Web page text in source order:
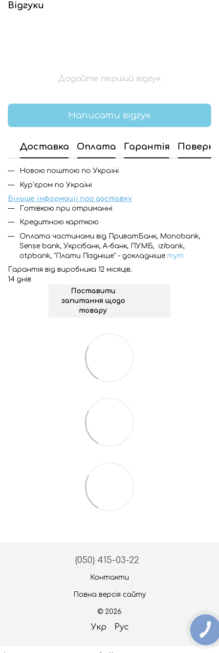
Відгуки
Додайте перший відгук
Написати відгук
Доставка Оплата Гарантія
Новою поштою по Україні
Кур'єром по Україні
Більше інформації про доставку
Готівкою при отриманні
Кредитною карткою
Оплата частинами від ПриватБанк, Monobank,
Sense bank, Укрсібанк, А-банк, ПУМБ, izibank,
otpbank, "Плати Піздніше" - докладніше тут
Гарантія від виробника 12 місяців.
14 днів
Поставити
запитання щодо
товару
(050) 415-03-22
Контакти
Повна версія сайту
© 2026
Укр Рус